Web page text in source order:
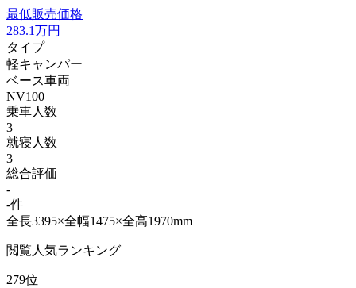
最低販売価格
283.1万円
タイプ
軽キャンパー
ベース車両
NV100
乗車人数
3
就寝人数
3
総合評価
-
-件
全長3395×全幅1475×全高1970mm
閲覧人気ランキング
279位